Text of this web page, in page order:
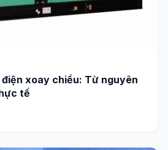
xoay chiều: Từ nguyên
tế